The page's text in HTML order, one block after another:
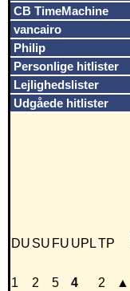
CB TimeMachine
vancairo
Philip
Personlige hitlister
Lejlighedslister
Udgåede hitlister
DU SU FU UPLTP
1 2 5 4 2 ▲